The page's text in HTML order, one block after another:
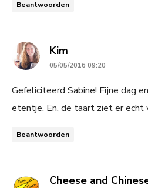
Beantwoorden
Kim
05/05/2016 09:20
Gefeliciteerd Sabine! Fijne dag
etentje. En, de taart ziet er echt
Beantwoorden
Cheese and